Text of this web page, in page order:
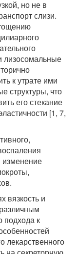
но не в
слизи.
лизосомальные
к утрате ими
структуры, что
его стекание
[1, 7,
изменение
вязкость и
подхода к
лекарственного